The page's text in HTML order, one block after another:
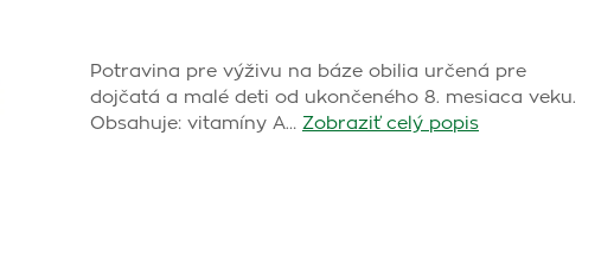
Potravina pre výživu na báze obilia určená pre
dojčatá a malé deti od ukončeného 8. mesiaca veku.
Obsahuje: vitamíny A… Zobraziť celý popis